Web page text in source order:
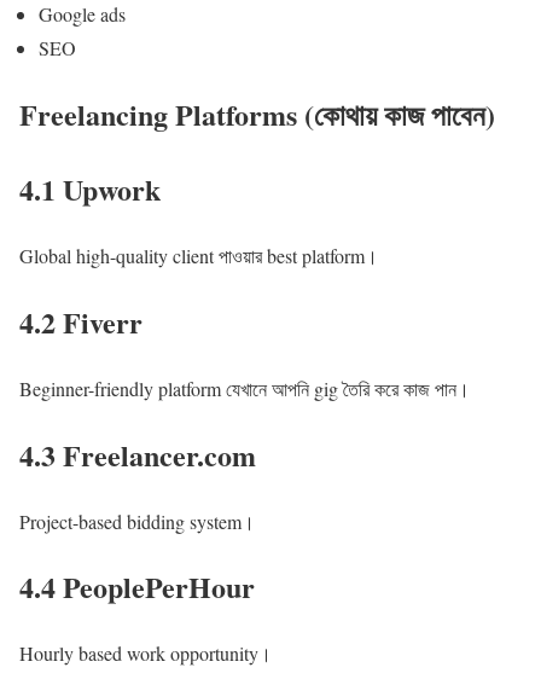
Google ads
SEO
Freelancing Platforms (কোথায় কাজ পাবেন)
4.1 Upwork
Global high-quality client পাওয়ার best platform।
4.2 Fiverr
Beginner-friendly platform যেখানে আপনি gig তৈরি করে কাজ পান।
4.3 Freelancer.com
Project-based bidding system।
4.4 PeoplePerHour
Hourly based work opportunity।